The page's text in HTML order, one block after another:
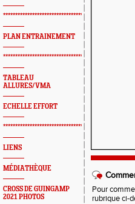
*************************************************
PLAN ENTRAINEMENT
*************************************************
TABLEAU
ALLURES/VMA
ECHELLE EFFORT
*************************************************
LIENS
MÉDIATHÈQUE
CROSS DE GUINGAMP
2021 PHOTOS
Pour
rubrique ci-